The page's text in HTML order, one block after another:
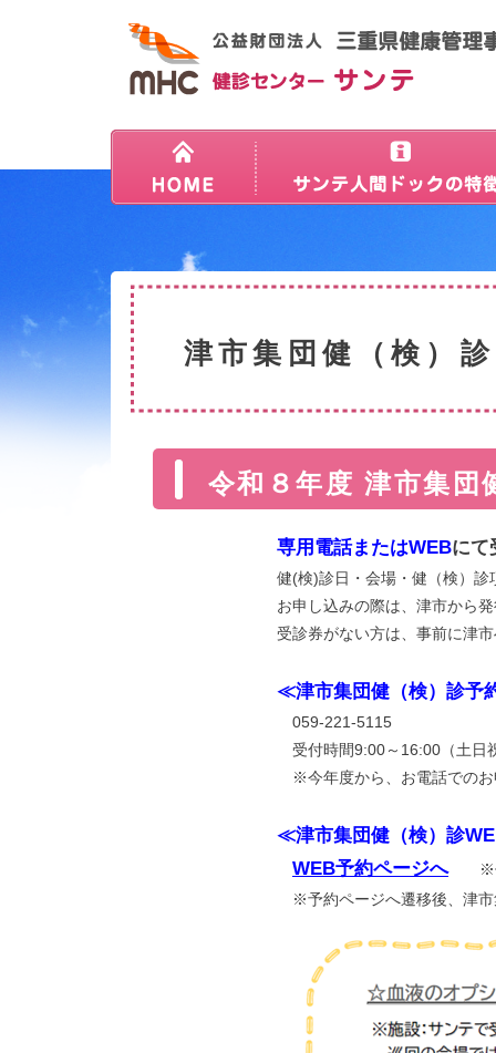
津市集団健（検）
令和８年度 津市集団
専用電話またはWEBにて
健(検)診日・会場・健（検）
お申し込みの際は、津市から
受診券がない方は、事前に津
≪津市集団健（検）診予
059-221-5115
受付時間9:00～16:00（土日
※今年度から、お電話でのお
≪津市集団健（検）診
WEB予約ページへ※仮
※予約ページへ遷移後、津市